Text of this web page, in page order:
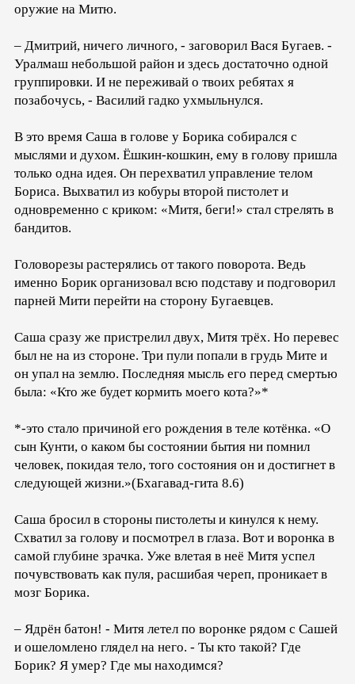
оружие на Митю.
– Дмитрий, ничего личного, - заговорил Вася Бугаев. -
Уралмаш небольшой район и здесь достаточно одной
группировки. И не переживай о твоих ребятах я
позабочусь, - Василий гадко ухмыльнулся.
В это время Саша в голове у Борика собирался с
мыслями и духом. Ёшкин-кошкин, ему в голову пришла
только одна идея. Он перехватил управление телом
Бориса. Выхватил из кобуры второй пистолет и
одновременно с криком: «Митя, беги!» стал стрелять в
бандитов.
Головорезы растерялись от такого поворота. Ведь
именно Борик организовал всю подставу и подговорил
парней Мити перейти на сторону Бугаевцев.
Саша сразу же пристрелил двух, Митя трёх. Но перевес
был не на из стороне. Три пули попали в грудь Мите и
он упал на землю. Последняя мысль его перед смертью
была: «Кто же будет кормить моего кота?»*
*-это стало причиной его рождения в теле котёнка. «О
сын Кунти, о каком бы состоянии бытия ни помнил
человек, покидая тело, того состояния он и достигнет в
следующей жизни.»(Бхагавад-гита 8.6)
Саша бросил в стороны пистолеты и кинулся к нему.
Схватил за голову и посмотрел в глаза. Вот и воронка в
самой глубине зрачка. Уже влетая в неё Митя успел
почувствовать как пуля, расшибая череп, проникает в
мозг Борика.
– Ядрён батон! - Митя летел по воронке рядом с Сашей
и ошеломлено глядел на него. - Ты кто такой? Где
Борик? Я умер? Где мы находимся?